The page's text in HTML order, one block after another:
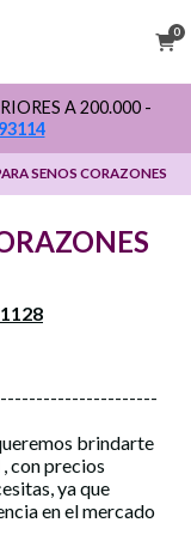
0
A 200.000 -
SENOS CORAZONES
brindarte
con precios
ya que
en el mercado